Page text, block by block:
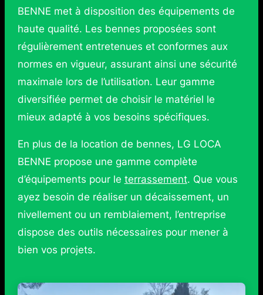
BENNE met à disposition des équipements de
haute qualité. Les bennes proposées sont
régulièrement entretenues et conformes aux
normes en vigueur, assurant ainsi une sécurité
maximale lors de l’utilisation. Leur gamme
diversifiée permet de choisir le matériel le
mieux adapté à vos besoins spécifiques.
En plus de la location de bennes, LG LOCA
BENNE propose une gamme complète
d’équipements pour le terrassement. Que vous
ayez besoin de réaliser un décaissement, un
nivellement ou un remblaiement, l’entreprise
dispose des outils nécessaires pour mener à
bien vos projets.